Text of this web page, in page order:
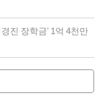
진 장학금' 1억 4천만